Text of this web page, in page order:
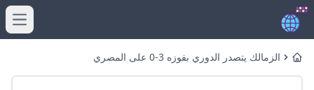
Homeالزمالك يتصدر الدوري بفوزه 3-0 على المصري